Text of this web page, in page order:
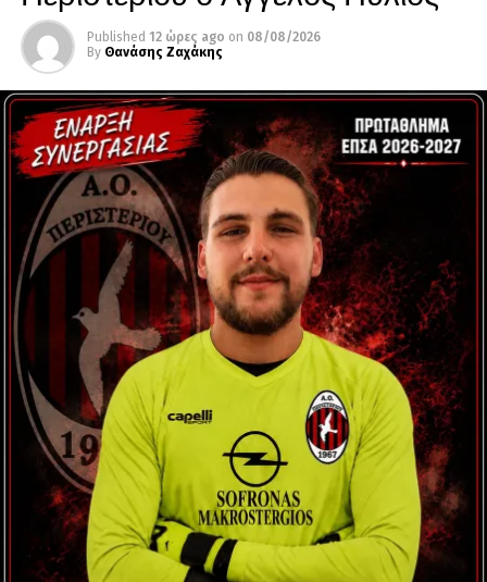
Published 12 ώρες ago on 08/08/2026
By Θανάσης Ζαχάκης